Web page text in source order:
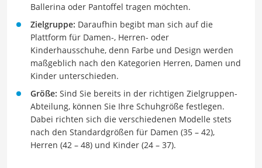
Ballerina oder Pantoffel tragen möchten.
Zielgruppe: Daraufhin begibt man sich auf die
Plattform für Damen-, Herren- oder
Kinderhausschuhe, denn Farbe und Design werden
maßgeblich nach den Kategorien Herren, Damen und
Kinder unterschieden.
Größe: Sind Sie bereits in der richtigen Zielgruppen-
Abteilung, können Sie Ihre Schuhgröße festlegen.
Dabei richten sich die verschiedenen Modelle stets
nach den Standardgrößen für Damen (35 – 42),
Herren (42 – 48) und Kinder (24 – 37).